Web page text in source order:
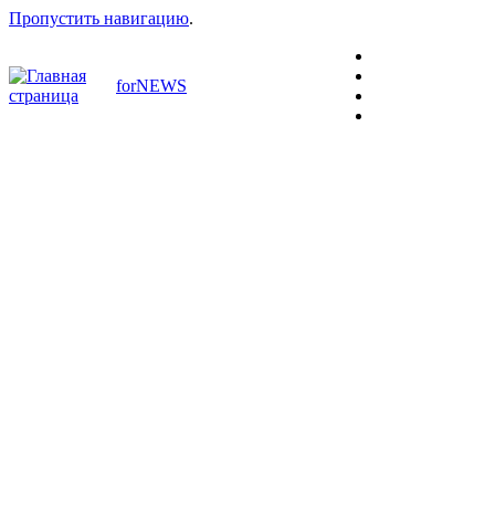
Пропустить навигацию.
forNEWS